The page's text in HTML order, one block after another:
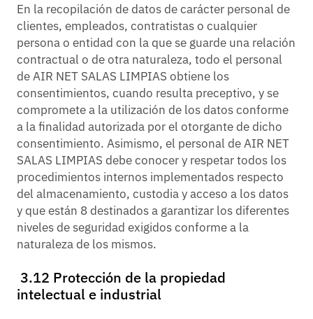
En la recopilación de datos de carácter personal de
clientes, empleados, contratistas o cualquier
persona o entidad con la que se guarde una relación
contractual o de otra naturaleza, todo el personal
de AIR NET SALAS LIMPIAS obtiene los
consentimientos, cuando resulta preceptivo, y se
compromete a la utilización de los datos conforme
a la finalidad autorizada por el otorgante de dicho
consentimiento. Asimismo, el personal de AIR NET
SALAS LIMPIAS debe conocer y respetar todos los
procedimientos internos implementados respecto
del almacenamiento, custodia y acceso a los datos
y que están 8 destinados a garantizar los diferentes
niveles de seguridad exigidos conforme a la
naturaleza de los mismos.
3.12 Protección de la propiedad
intelectual e industrial